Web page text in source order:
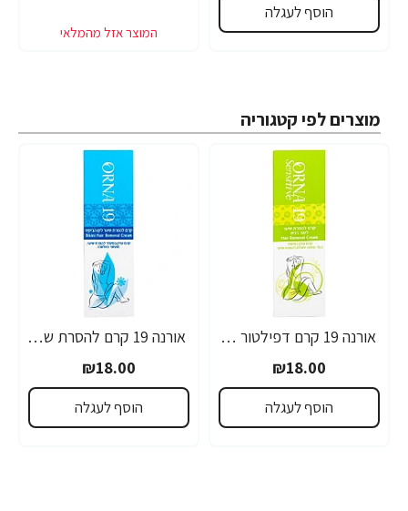
הוסף לעגלה
מוצרים לפי קטגוריה
אורנה 19 קרם דפילטור לעור רגיש 80 גרם
₪18.00
הוסף לעגלה
אורנה 19 קרם להסרת שיער לקו הביקיני 90 מ"ל
₪18.00
הוסף לעגלה